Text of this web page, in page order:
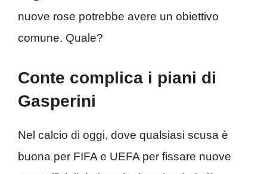
nuove rose potrebbe avere un obiettivo
comune. Quale?
Conte complica i piani di
Gasperini
Nel calcio di oggi, dove qualsiasi scusa è
buona per FIFA e UEFA per fissare nuove